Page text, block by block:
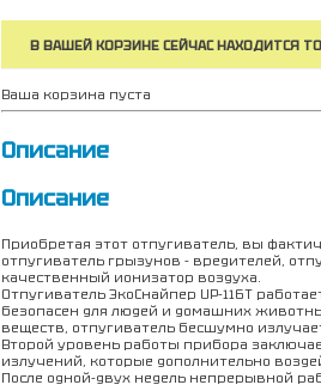
В ВАШЕЙ КОРЗИНЕ СЕЙЧАС НАХОДИТСЯ
Ваша корзина пуста
Описание
Описание
Приобретая этот отпугиватель, вы
отпугиватель грызунов - вредителей,
качественный ионизатор воздуха.
Отпугиватель ЭкоСнайпер UP-116T
безопасен для людей и домашних
веществ, отпугиватель бесшумно
Второй уровень работы прибора
излучений, которые дополнительно
После одной-двух недель непрерывной